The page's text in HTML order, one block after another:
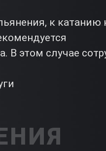
к катанию
В этом случае